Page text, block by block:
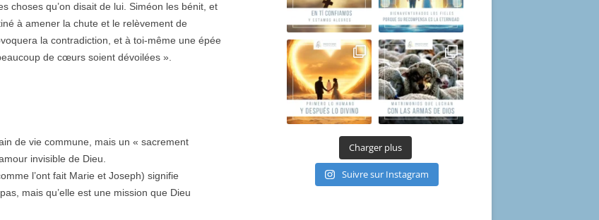
choses qu’on disait de lui. Siméon les bénit, et
à amener la chute et le relèvement de
la contradiction, et à toi-même une épée
de cœurs soient dévoilées ».
de vie commune, mais un « sacrement
invisible de Dieu.
l’ont fait Marie et Joseph) signifie
mais qu’elle est une mission que Dieu
Charger plus
Suivre sur Instagram